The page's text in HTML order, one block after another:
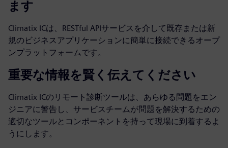
ます
Climatix ICは、RESTful APIサービスを介して既存または新
規のビジネスアプリケーションに簡単に接続できるオープ
ンプラットフォームです。
重要な情報を賢く伝えてください
Climatix ICのリモート診断ツールは、あらゆる問題をエン
ジニアに警告し、サービスチームが問題を解決するための
適切なツールとコンポーネントを持って現場に到着するよ
うにします。